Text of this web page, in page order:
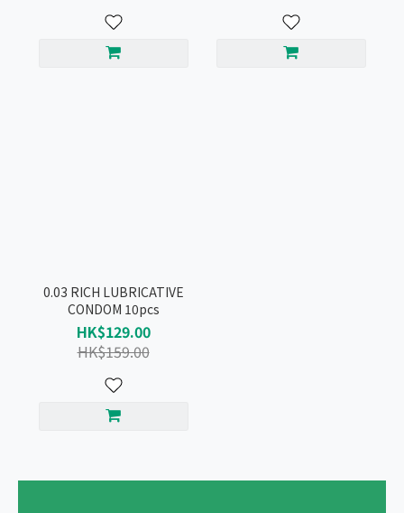
0.03 RICH LUBRICATIVE
CONDOM 10pcs
HK$129.00
HK$159.00